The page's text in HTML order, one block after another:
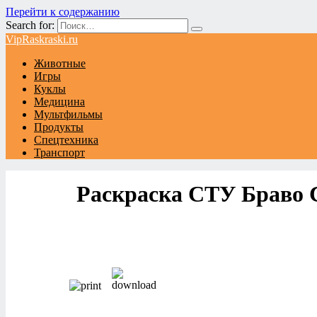
Перейти к содержанию
Search for:
VipRaskraski.ru
Животные
Игры
Куклы
Медицина
Мультфильмы
Продукты
Спецтехника
Транспорт
Раскраска СТУ Браво